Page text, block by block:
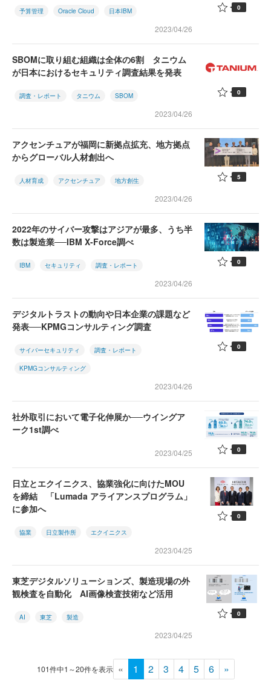
予算管理 Oracle Cloud 日本IBM
2023/04/26
0
SBOMに取り組む組織は全体の6割 タニウム
が日本におけるセキュリティ調査結果を発表
調査・レポート タニウム SBOM
2023/04/26
0
アクセンチュアが福岡に新拠点拡充、地方拠点
からグローバル人材創出へ
人材育成 アクセンチュア 地方創生
2023/04/26
5
2022年のサイバー攻撃はアジアが最多、うち半
数は製造業──IBM X-Force調べ
IBM セキュリティ 調査・レポート
2023/04/26
0
デジタルトラストの動向や日本企業の課題など
発表──KPMGコンサルティング調査
サイバーセキュリティ 調査・レポート
KPMGコンサルティング
2023/04/26
0
社外取引において電子化伸展か──ウイングア
ーク1st調べ
2023/04/25 0
日立とエクイニクス、協業強化に向けたMOU
を締結 「Lumada アライアンスプログラム」
に参加へ
協業 日立製作所 エクイニクス
2023/04/25
0
東芝デジタルソリューションズ、製造現場の外
観検査を自動化 AI画像検査技術など活用
AI 東芝 製造
2023/04/25
0
101件中1～20件を表示 « 1 2 3 4 5 6 »